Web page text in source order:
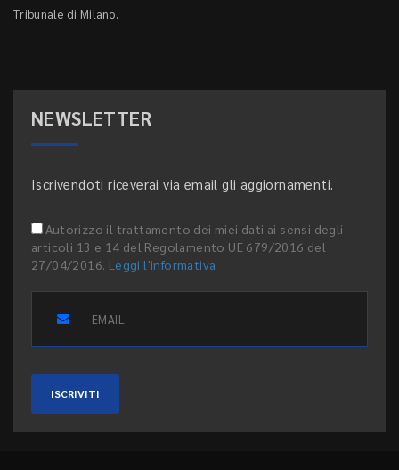
Tribunale di Milano.
NEWSLETTER
Iscrivendoti riceverai via email gli aggiornamenti.
Autorizzo il trattamento dei miei dati ai sensi degli
articoli 13 e 14 del Regolamento UE 679/2016 del
27/04/2016. Leggi l'informativa
ISCRIVITI